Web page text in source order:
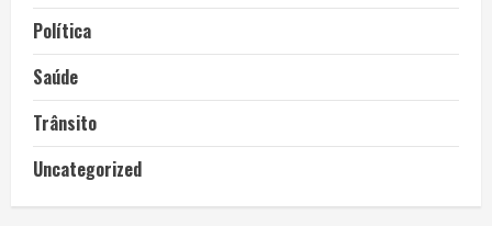
Política
Saúde
Trânsito
Uncategorized